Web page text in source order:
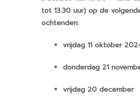
tot 13.30 uur) op de
ochtenden:
vrijdag 11 oktober
donderdag 21
vrijdag 20 december